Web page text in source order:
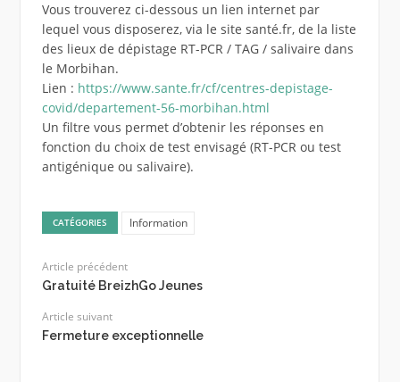
Vous trouverez ci-dessous un lien internet par
lequel vous disposerez, via le site santé.fr, de la liste
des lieux de dépistage RT-PCR / TAG / salivaire dans
le Morbihan.
Lien : https://www.sante.fr/cf/centres-depistage-
covid/departement-56-morbihan.html
Un filtre vous permet d’obtenir les réponses en
fonction du choix de test envisagé (RT-PCR ou test
antigénique ou salivaire).
CATÉGORIES Information
Article précédent
Gratuité BreizhGo Jeunes
Article suivant
Fermeture exceptionnelle